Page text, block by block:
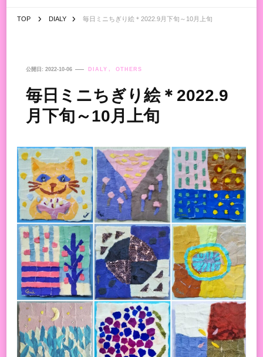
TOP DIALY 毎日ミニちぎり絵＊2022.9月下旬～10月上旬
公開日: 2022-10-06 DIALY OTHERS
毎日ミニちぎり絵＊2022.9
月下旬～10月上旬